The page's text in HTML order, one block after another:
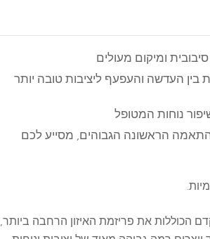
ומיקום מעולים
בין העדשה והעפעף ליציבות טובה יותר
נוחות המטופל
הראשונה הגבוהים, מסייע לכם
הכוללות את פריזמת האיזון הרחבה ביותר,